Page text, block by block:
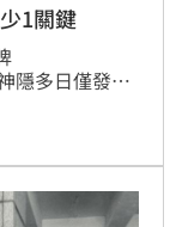
1關鍵
隱多日僅發布
，凸顯網紅
計，但此次抄
界分析，品牌